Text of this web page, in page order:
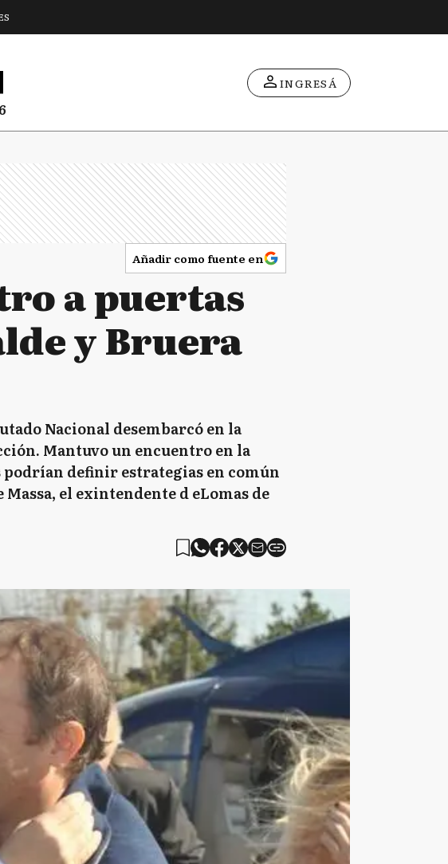
INGRESÁ
Añadir como fuente en
a puertas
y Bruera
Nacional desembarcó en la
Mantuvo un encuentro en la
podrían definir estrategias en común
el exintendente d eLomas de